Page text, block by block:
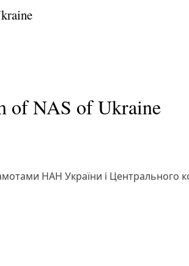
of NAS of Ukraine
НАН України і Центрального